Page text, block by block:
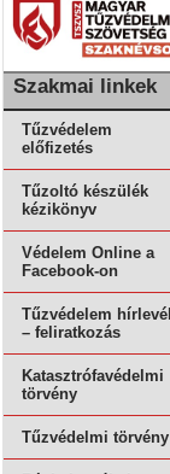
Szakmai linkek
Tűzvédelem
előfizetés
Tűzoltó készülék
kézikönyv
Védelem Online a
Facebook-on
Tűzvédelem hírlevél
– feliratkozás
Katasztrófavédelmi
törvény
Tűzvédelmi törvény